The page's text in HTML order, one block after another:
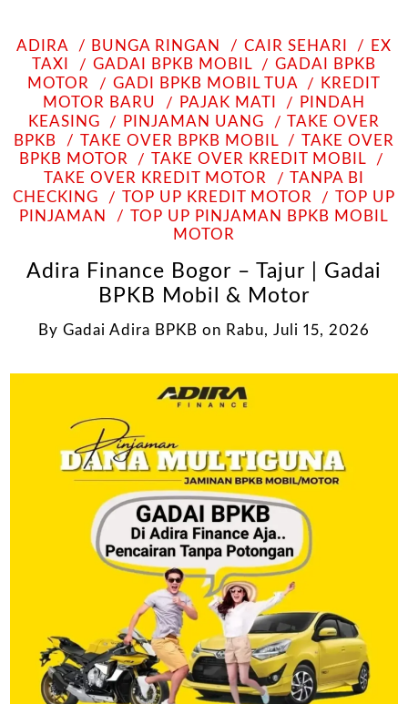
ADIRA BUNGA RINGAN CAIR SEHARI
EX
TAXI
GADAI BPKB MOBIL
GADAI BPKB
MOTOR
GADI BPKB MOBIL TUA
KREDIT
MOTOR BARU
PAJAK MATI
PINDAH
KEASING
PINJAMAN UANG
TAKE OVER
BPKB
TAKE OVER BPKB MOBIL
TAKE OVER
BPKB MOTOR
TAKE OVER KREDIT MOBIL
TAKE OVER KREDIT MOTOR
TANPA BI
CHECKING
TOP UP KREDIT MOTOR
TOP UP
PINJAMAN
TOP UP PINJAMAN BPKB MOBIL
MOTOR
Adira Finance Bogor – Tajur | Gadai
BPKB Mobil & Motor
By Gadai Adira BPKB on Rabu, Juli 15, 2026